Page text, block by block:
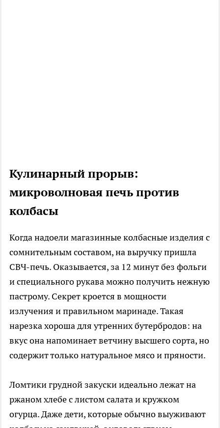
Кулинарный прорыв:
микроволновая печь против
колбасы
Когда надоели магазинные колбасные изделия с
сомнительным составом, на выручку пришла
СВЧ-печь. Оказывается, за 12 минут без фольги
и специального рукава можно получить нежную
пастрому. Секрет кроется в мощности
излучения и правильном маринаде. Такая
нарезка хороша для утренних бутербродов: на
вкус она напоминает ветчину высшего сорта, но
содержит только натуральное мясо и пряности.
Ломтики грудной закуски идеально лежат на
ржаном хлебе с листом салата и кружком
огурца. Даже дети, которые обычно выуживают